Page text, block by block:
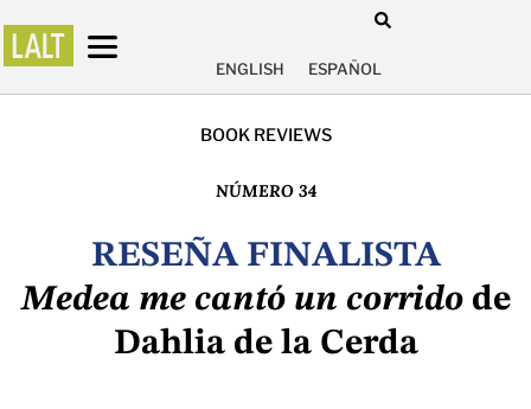
ENGLISH ESPAÑOL
BOOK REVIEWS
NÚMERO 34
RESEÑA FINALISTA
Medea me cantó un corridode
Dahlia de la Cerda